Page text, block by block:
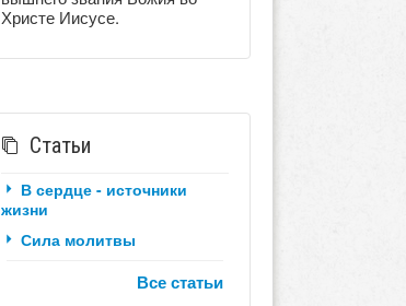
Христе Иисусе.
Статьи
В сердце - источники
жизни
Сила молитвы
Все статьи